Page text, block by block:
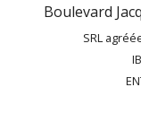
Boulevard
SRL